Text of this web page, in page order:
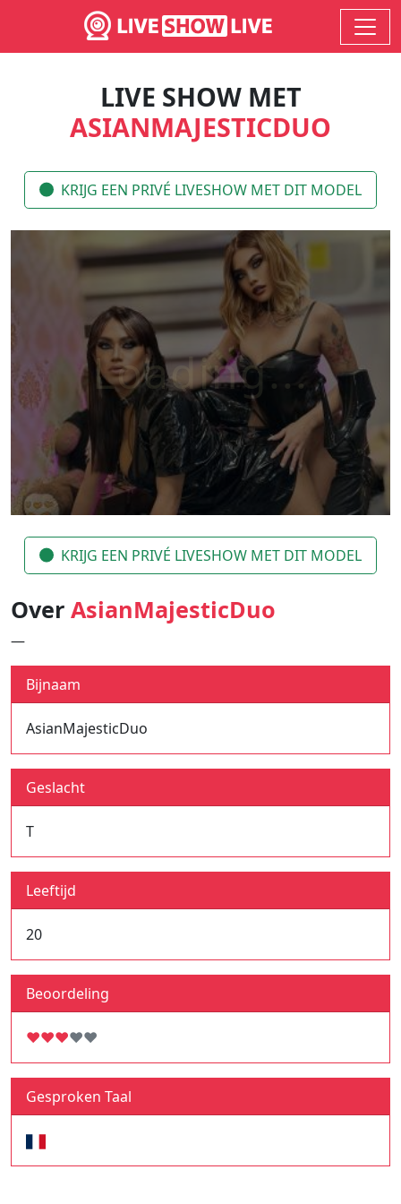
LIVE SHOW MET
ASIANMAJESTICDUO
KRIJG EEN PRIVÉ LIVESHOW MET DIT MODEL
KRIJG EEN PRIVÉ LIVESHOW MET DIT MODEL
Over AsianMajesticDuo
—
Bijnaam
AsianMajesticDuo
Geslacht
T
Leeftijd
20
Beoordeling
♥♥♥♥♥
Gesproken Taal